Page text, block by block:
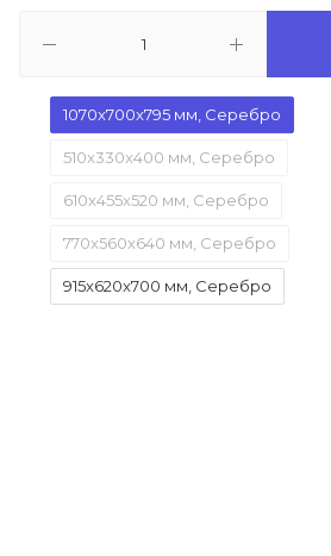
1070x700x795 мм, Серебро
510x330x400 мм, Серебро
610x455x520 мм, Серебро
770x560x640 мм, Серебро
915x620x700 мм, Серебро